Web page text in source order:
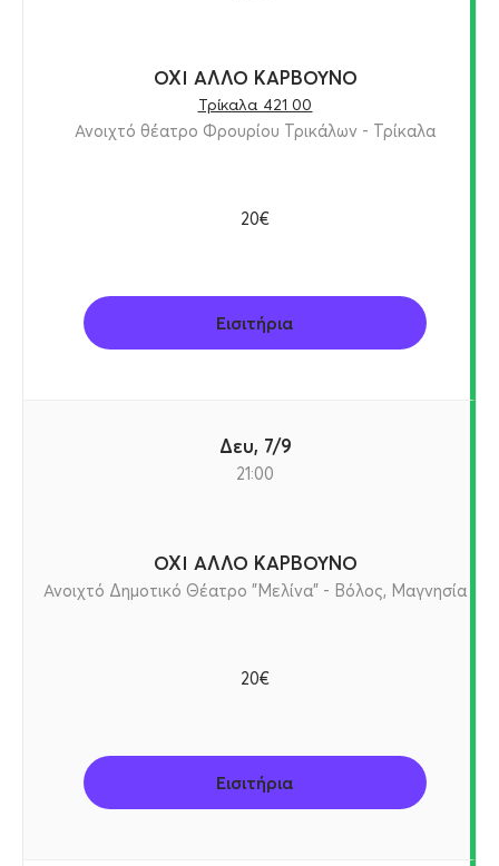
ΟΧΙ ΑΛΛΟ ΚΑΡΒΟΥΝΟ
Τρίκαλα 421 00
Ανοιχτό θέατρο Φρουρίου Τρικάλων - Τρίκαλα
20€
Εισιτήρια
Δευ, 7/9
21:00
ΟΧΙ ΑΛΛΟ ΚΑΡΒΟΥΝΟ
Ανοιχτό Δημοτικό Θέατρο "Μελίνα" - Βόλος, Μαγνησία
20€
Εισιτήρια